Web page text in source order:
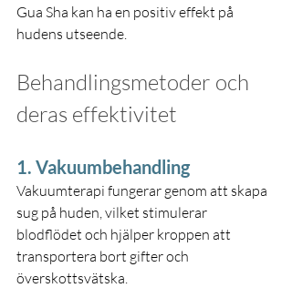
Gua Sha kan ha en positiv effekt på
hudens utseende.
Behandlingsmetoder och
deras effektivitet
1. Vakuumbehandling
Vakuumterapi fungerar genom att skapa
sug på huden, vilket stimulerar
blodflödet och hjälper kroppen att
transportera bort gifter och
överskottsvätska.